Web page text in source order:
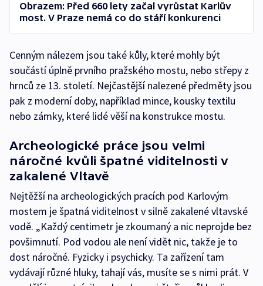
Obrazem: Před 660 lety začal vyrůstat Karlův
most. V Praze nemá co do stáří konkurenci
Cenným nálezem jsou také kůly, které mohly být
součástí úplně prvního pražského mostu, nebo střepy z
hrnců ze 13. století. Nejčastější nalezené předměty jsou
pak z moderní doby, například mince, kousky textilu
nebo zámky, které lidé věší na konstrukce mostu.
Archeologické práce jsou velmi
náročné kvůli špatné viditelnosti v
zakalené Vltavě
Nejtěžší na archeologických pracích pod Karlovým
mostem je špatná viditelnost v silně zakalené vltavské
vodě. „Každý centimetr je zkoumaný a nic neprojde bez
povšimnutí. Pod vodou ale není vidět nic, takže je to
dost náročné. Fyzicky i psychicky. Ta zařízení tam
vydávají různé hluky, tahají vás, musíte se s nimi prát. V